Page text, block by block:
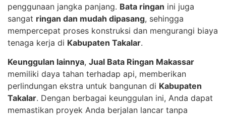
penggunaan jangka panjang. Bata ringan ini juga
sangat ringan dan mudah dipasang, sehingga
mempercepat proses konstruksi dan mengurangi biaya
tenaga kerja di Kabupaten Takalar.
Keunggulan lainnya, Jual Bata Ringan Makassar
memiliki daya tahan terhadap api, memberikan
perlindungan ekstra untuk bangunan di Kabupaten
Takalar. Dengan berbagai keunggulan ini, Anda dapat
memastikan proyek Anda berjalan lancar tanpa